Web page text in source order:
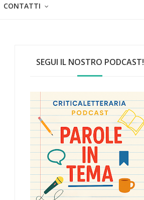
CONTATTI
SEGUI IL NOSTRO PODCAST!